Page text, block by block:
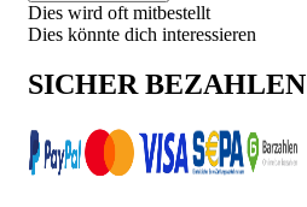
Dies wird oft mitbestellt
Dies könnte dich interessieren
SICHER BEZAHLEN